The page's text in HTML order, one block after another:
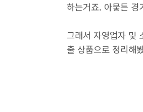
하는거죠. 아뭏든 경
그래서 자영업자 및
출 상품으로 정리해